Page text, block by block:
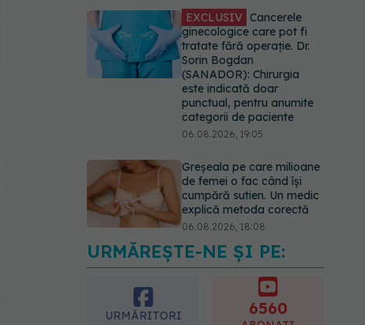
EXCLUSIV Cancerele
ginecologice care pot fi
tratate fără operație. Dr.
Sorin Bogdan
(SANADOR): Chirurgia
este indicată doar
punctual, pentru anumite
categorii de paciente
06.08.2026, 19:05
Greșeala pe care milioane
de femei o fac când își
cumpără sutien. Un medic
explică metoda corectă
06.08.2026, 18:08
EXCLUSIV De ce unele
paciente cu cancer de col
uterin nu mai ajung la
operație. Dr. Sorin Bogdan
(SANADOR): Intervenția
URMĂREȘTE-NE ȘI PE:
URMĂRITORI 6560